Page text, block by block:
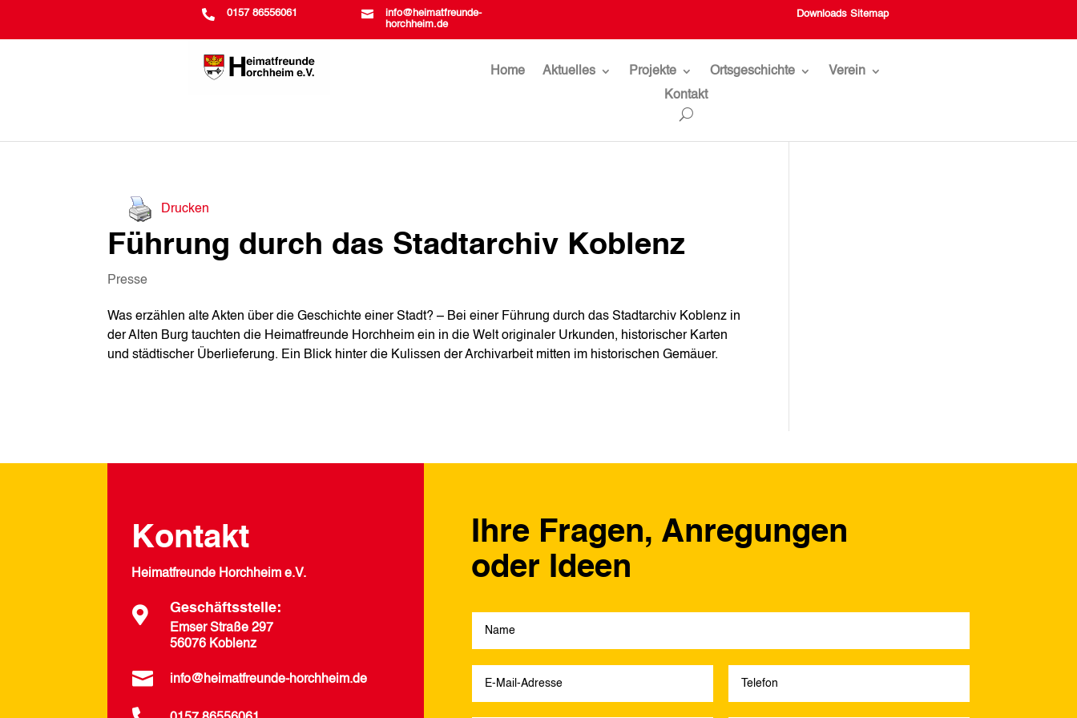
 0157 86556061 
info@heimatfreunde-
horchheim.de
Downloads Sitemap
Home Aktuelles Projekte Ortsgeschichte
Verein
Kontakt
Drucken
Führung durch das Stadtarchiv Koblenz
Presse
Was erzählen alte Akten über die Geschichte einer Stadt? – Bei einer Führung durch das Stadtarchiv Koblenz in
der Alten Burg tauchten die Heimatfreunde Horchheim ein in die Welt originaler Urkunden, historischer Karten
und städtischer Überlieferung. Ein Blick hinter die Kulissen der Archivarbeit mitten im historischen Gemäuer.
Kontakt
Heimatfreunde Horchheim e.V.
 Geschäftsstelle:
Emser Straße 297
56076 Koblenz
 info@heimatfreunde-horchheim.de
Ihre Fragen, Anregungen
oder Ideen